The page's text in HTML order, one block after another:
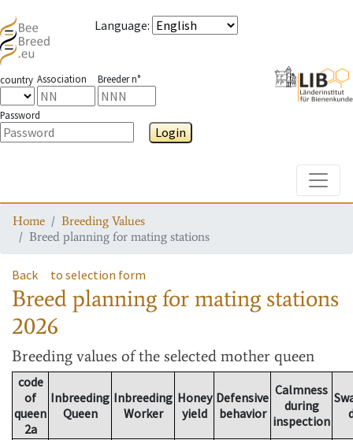
Language:
country Association Breeder n°
Password
Login
Home
Breeding Values
Breed planning for mating stations
Back to selection form
Breed planning for mating stations
2026
Breeding values of the selected mother queen
code
of
queen
2a
Inbreeding
Queen
Inbreeding
Worker
Honey
yield
Defensive
behavior
Calmness
during
inspection